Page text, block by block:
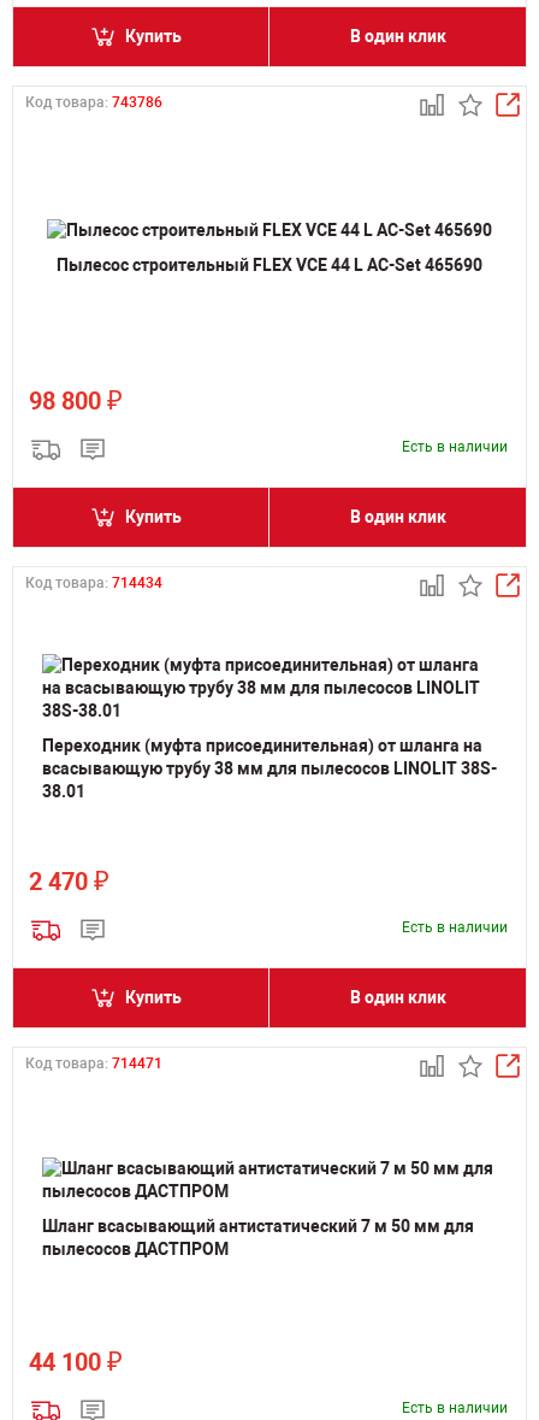
Купить В один клик
Код товара: 743786
Пылесос строительный FLEX VCE 44 L AC-Set 465690
98 800 ₽
Есть в наличии
Купить В один клик
Код товара: 714434
Переходник (муфта присоединительная) от шланга на
всасывающую трубу 38 мм для пылесосов LINOLIT 38S-
38.01
2 470 ₽
Есть в наличии
Купить В один клик
Код товара: 714471
Шланг всасывающий антистатический 7 м 50 мм для
пылесосов ДАСТПРОМ
44 100 ₽
Есть в наличии